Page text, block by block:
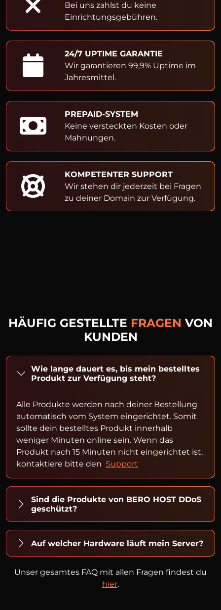
Bei uns zahlst du keine
Einrichtungsgebühren.
24/7 UPTIME GARANTIE
Wir garantieren 99,9% Uptime im
Jahresmittel.
PREPAID-SYSTEM
Keine versteckten Kosten oder
Mahnungen.
KOMPETENTER SUPPORT
Wir stehen dir jederzeit bei Fragen
zu deiner Domain zur Verfügung.
HÄUFIG GESTELLTE FRAGEN VON
KUNDEN
Wie lange dauert es, bis mein bestelltes
Produkt zur Verfügung steht?
Alle Produkte werden nach deiner Bestellung
automatisch vom System eingerichtet. Somit
sollte dein bestelltes Produkt innerhalb
weniger Minuten online sein. Wenn das
Produkt nach 15 Minuten nicht eingerichtet ist,
kontaktiere bitte den Support
Sind die Produkte von BERO HOST DDoS
geschützt?
Auf welcher Hardware läuft mein Server?
Unser gesamtes FAQ mit allen Fragen findest du
hier.